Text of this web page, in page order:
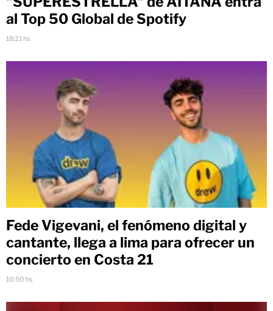
al Top 50 Global de Spotify
18:21 hs
Fede Vigevani, el fenómeno digital y
cantante, llega a lima para ofrecer un
concierto en Costa 21
10:50 hs